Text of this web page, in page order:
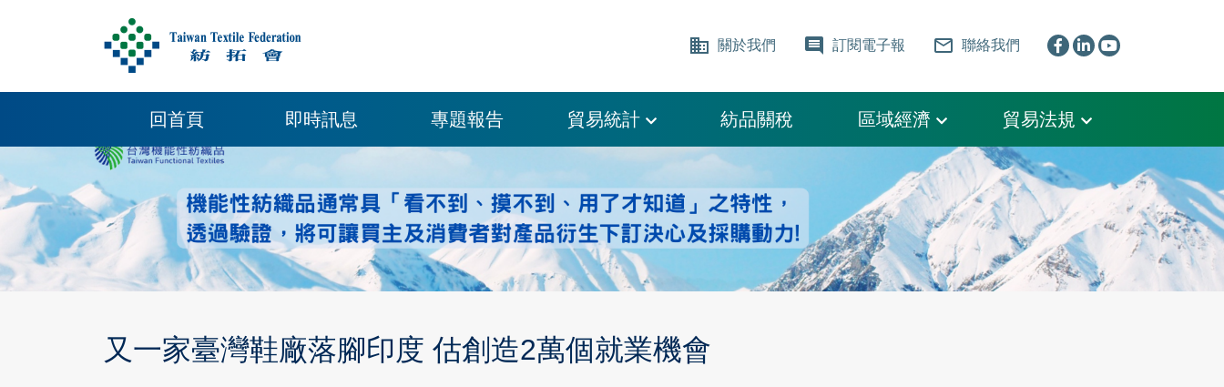
又一家臺灣鞋廠落腳印度 估創造2萬個就業機會
business 關於我們 comment 訂閱電子報 mail_outline 聯絡我們
回首頁 即時訊息 專題報告 貿易統計 紡品關稅 區域經濟 貿易法規